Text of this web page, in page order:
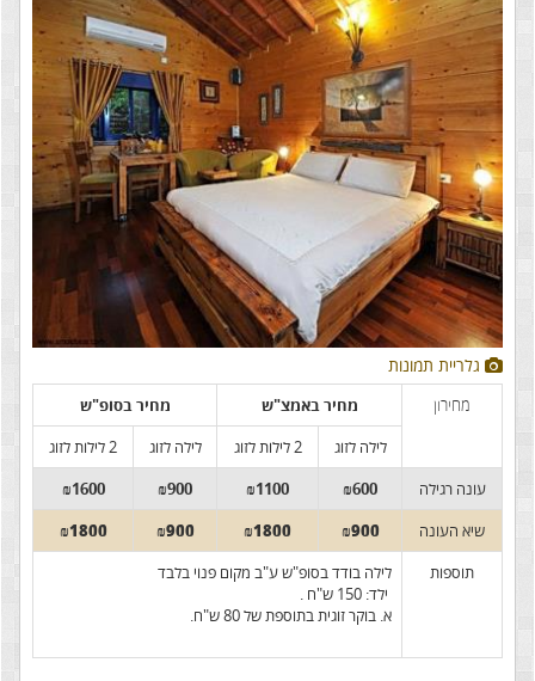
גלריית תמונות
מחיר בסופ"ש מחיר באמצ"ש
מחירון
2 לילות לזוג
לילה לזוג 2 לילות לזוג
לילה לזוג
₪1600
₪900 ₪1100 ₪600
עונה רגילה
₪1800
₪900 ₪1800 ₪900
שיא העונה
לילה בודד בסופ"ש ע"ב מקום פנוי בלבד
ילד: 150 ש"ח .
א. בוקר זוגית בתוספת של 80 ש"ח.
תוספות